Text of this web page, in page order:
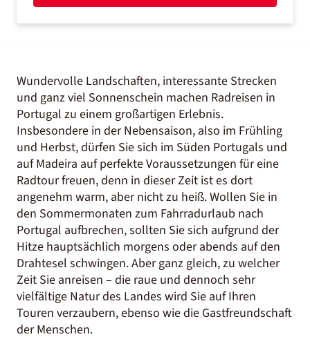
Wundervolle Landschaften, interessante Strecken
und ganz viel Sonnenschein machen Radreisen in
Portugal zu einem großartigen Erlebnis.
Insbesondere in der Nebensaison, also im Frühling
und Herbst, dürfen Sie sich im Süden Portugals und
auf Madeira auf perfekte Voraussetzungen für eine
Radtour freuen, denn in dieser Zeit ist es dort
angenehm warm, aber nicht zu heiß. Wollen Sie in
den Sommermonaten zum Fahrradurlaub nach
Portugal aufbrechen, sollten Sie sich aufgrund der
Hitze hauptsächlich morgens oder abends auf den
Drahtesel schwingen. Aber ganz gleich, zu welcher
Zeit Sie anreisen – die raue und dennoch sehr
vielfältige Natur des Landes wird Sie auf Ihren
Touren verzaubern, ebenso wie die Gastfreundschaft
der Menschen.